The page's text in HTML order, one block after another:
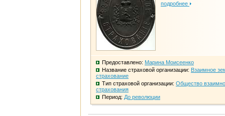
подробнее
Предоставлено: Марина Моисеенко
Название страховой организации: Взаимное
страхование
Тип страховой организации: Общество
страхования
Период: До революции